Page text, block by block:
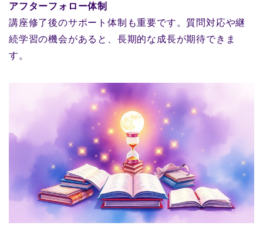
アフターフォロー体制
講座修了後のサポート体制も重要です。質問対応や継
続学習の機会があると、長期的な成長が期待できま
す。